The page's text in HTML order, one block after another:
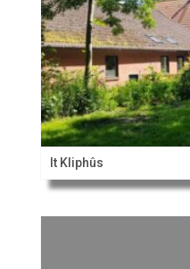
It Kliphûs